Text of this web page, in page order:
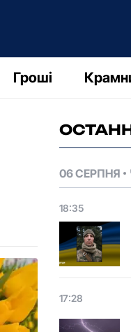
Гроші
06 СЕРПНЯ
18:35
17:28